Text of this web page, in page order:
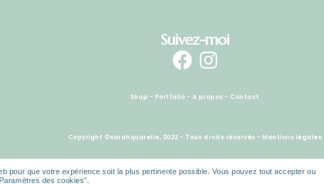
Suivez-moi
Shop - Portfolio - A propos - Contact
Copyright ©sarahquarelle, 2022 - Tous droits réservés - Mentions légales
pour que votre expérience soit la plus pertinente possible. Vous pouvez tout accepter ou
des cookies".